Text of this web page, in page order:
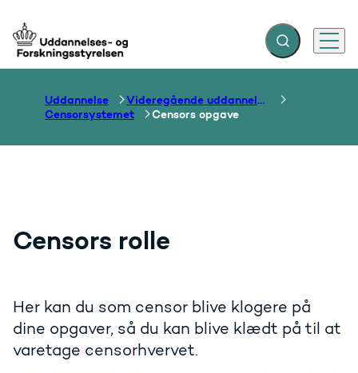
Gå til forsiden Fold søgefelt ud
Menu
Uddannelse
Videregående uddannelser
Censorsystemet
Censors opgave
Censors rolle
Her kan du som censor blive klogere på
dine opgaver, så du kan blive klædt på til at
varetage censorhvervet.